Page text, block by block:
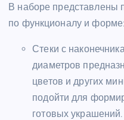
В наборе представлены
по функционалу и форме:
Стеки с
диаметров
цветов и других
подойти для
готовых украшений.